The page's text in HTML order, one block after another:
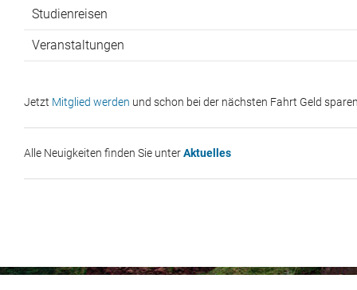
Studienreisen
Veranstaltungen
Jetzt Mitglied werden und schon bei der nächsten Fahrt Geld
Alle Neuigkeiten finden Sie unterAktuelles